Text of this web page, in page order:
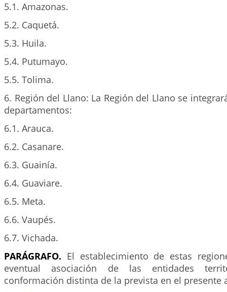
5.1. Amazonas.
5.2. Caquetá.
5.3. Huila.
5.4. Putumayo.
5.5. Tolima.
6. Región del Llano: La Región del Llano se
departamentos:
6.1. Arauca.
6.2. Casanare.
6.3. Guainía.
6.4. Guaviare.
6.5. Meta.
6.6. Vaupés.
6.7. Vichada.
PARÁGRAFO. El establecimiento de estas
eventual asociación de las entidades
conformación distinta de la prevista en el presente